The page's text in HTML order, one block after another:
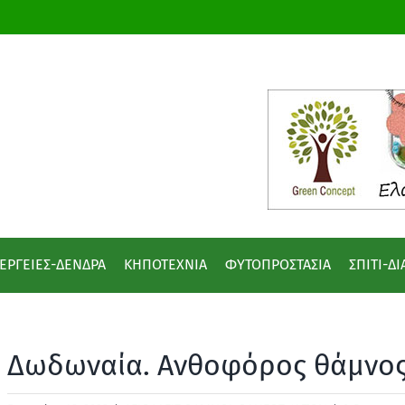
ΔΕΝΔΡΑ ΚΗΠΟΤΕΧΝΙΑ ΦΥΤΟΠΡΟΣΤΑΣΙΑ ΣΠΙΤΙ-
Δωδωναία. Ανθοφόρος θάμνος